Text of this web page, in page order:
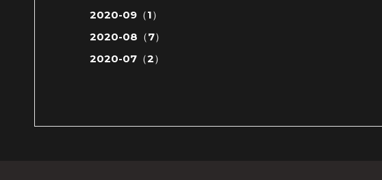
2020-09（1）
2020-08（7）
2020-07（2）